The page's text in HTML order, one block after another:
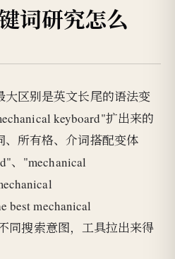
词研究怎么
区别是英文长尾的语法变
keyboard"扩出来的
所有格、介词搭配变体
、"mechanical
best mechanical
同搜索意图，工具拉出来得